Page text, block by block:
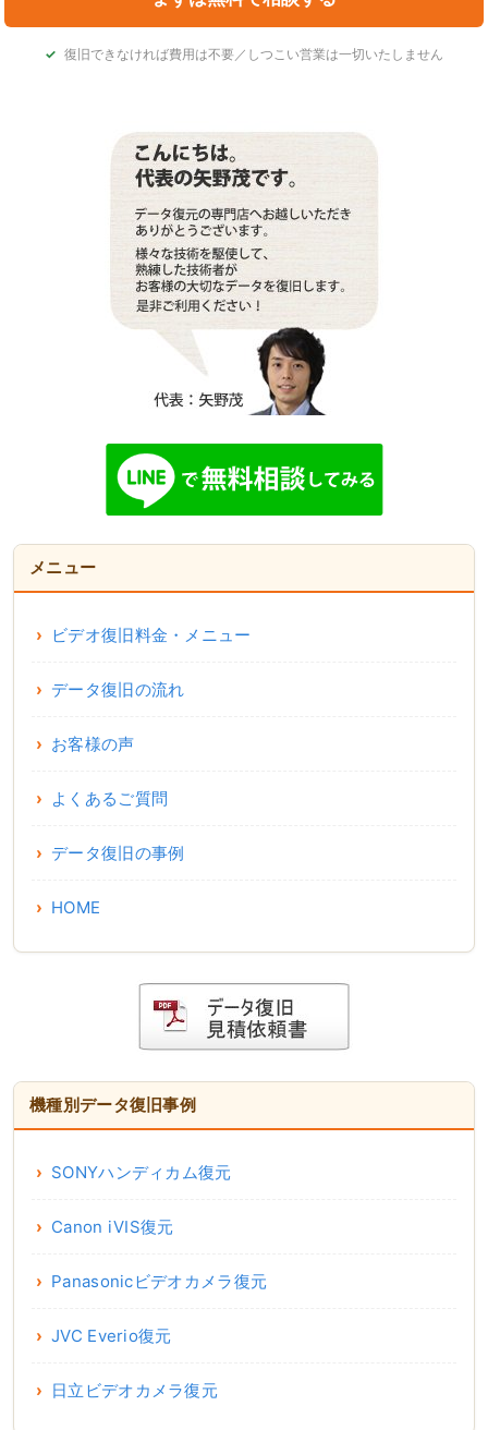
復旧できなければ費用は不要／しつこい営業は一切いたしません
メニュー
ビデオ復旧料金・メニュー
データ復旧の流れ
お客様の声
よくあるご質問
データ復旧の事例
HOME
機種別データ復旧事例
SONYハンディカム復元
Canon iVIS復元
Panasonicビデオカメラ復元
JVC Everio復元
日立ビデオカメラ復元